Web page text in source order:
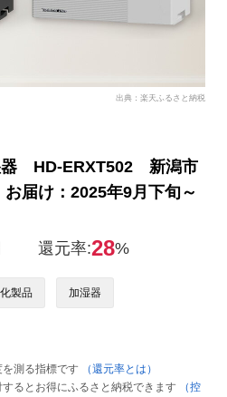
出典：楽天ふるさと納税
器 HD-ERXT502 新潟市
届け：2025年9月下旬～
還元率:28%
製品 加湿器
測る指標です
（還元率とは）
るとお得にふるさと納税できます
（控